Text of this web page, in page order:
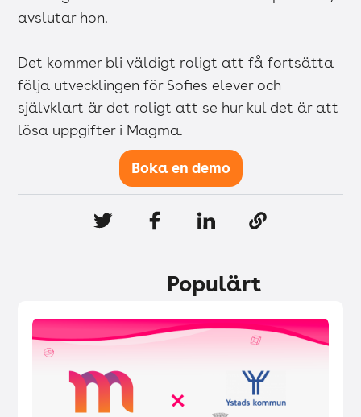
avslutar hon.
Det kommer bli väldigt roligt att få fortsätta
följa utvecklingen för Sofies elever och
självklart är det roligt att se hur kul det är att
lösa uppgifter i Magma.
Boka en demo
Populärt